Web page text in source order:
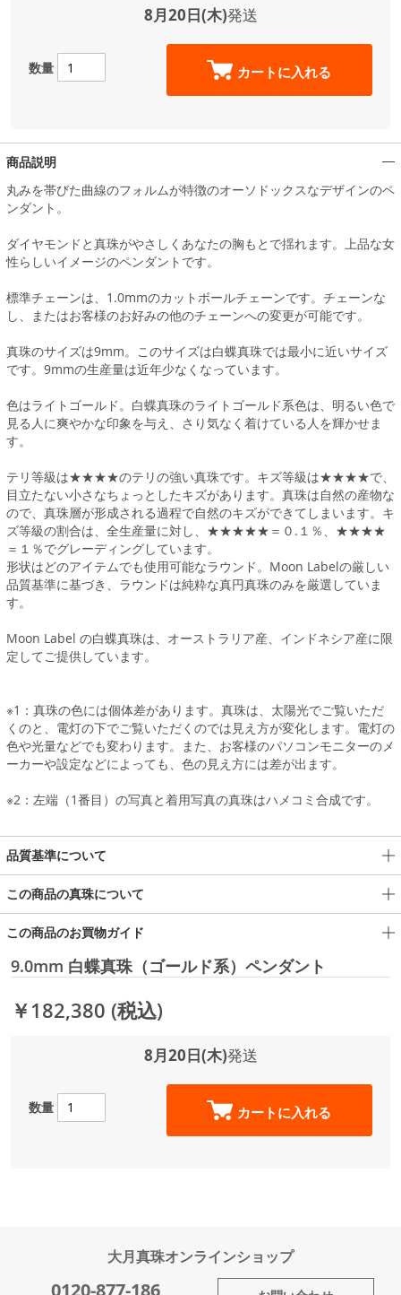
8月20日(木)発送
数量 カートに入れる
商品説明
丸みを帯びた曲線のフォルムが特徴のオーソドックスなデザインのペ
ンダント。
ダイヤモンドと真珠がやさしくあなたの胸もとで揺れます。上品な女
性らしいイメージのペンダントです。
標準チェーンは、1.0mmのカットボールチェーンです。チェーンな
し、またはお客様のお好みの他のチェーンへの変更が可能です。
真珠のサイズは9mm。このサイズは白蝶真珠では最小に近いサイズ
です。9mmの生産量は近年少なくなっています。
色はライトゴールド。白蝶真珠のライトゴールド系色は、明るい色で
見る人に爽やかな印象を与え、さり気なく着けている人を輝かせま
す。
テリ等級は★★★★のテリの強い真珠です。キズ等級は★★★★で、
目立たない小さなちょっとしたキズがあります。真珠は自然の産物な
ので、真珠層が形成される過程で自然のキズができてしまいます。キ
ズ等級の割合は、全生産量に対し、★★★★★＝０.１％、★★★★
＝１％でグレーディングしています。
形状はどのアイテムでも使用可能なラウンド。Moon Labelの厳しい
品質基準に基づき、ラウンドは純粋な真円真珠のみを厳選していま
す。
Moon Label の白蝶真珠は、オーストラリア産、インドネシア産に限
定してご提供しています。
※1：真珠の色には個体差があります。真珠は、太陽光でご覧いただ
くのと、電灯の下でご覧いただくのでは見え方が変化します。電灯の
色や光量などでも変わります。また、お客様のパソコンモニターのメ
ーカーや設定などによっても、色の見え方には差が出ます。
※2：左端（1番目）の写真と着用写真の真珠はハメコミ合成です。
品質基準について
この商品の真珠について
この商品のお買物ガイド
9.0mm 白蝶真珠（ゴールド系）ペンダント
￥182,380 (税込)
8月20日(木)発送
数量 カートに入れる
大月真珠オンラインショップ
0120-877-186